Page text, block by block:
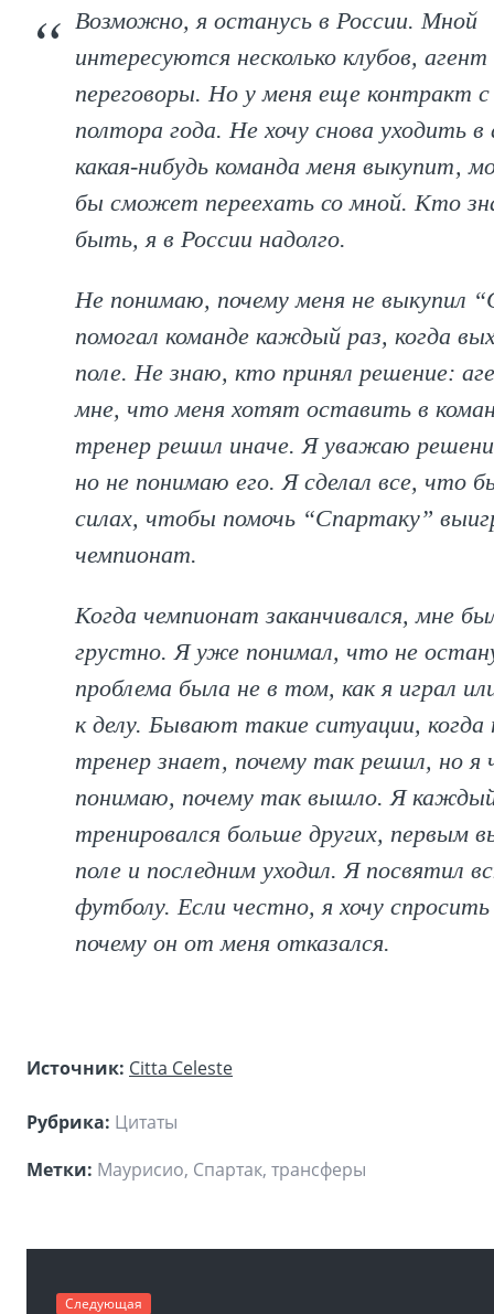
Возможно, я останусь в России. Мной
интересуются несколько клубов,
переговоры. Но у меня еще контракт
полтора года. Не хочу снова уходить в
какая-нибудь команда меня выкупит,
бы сможет переехать со мной. Кто
быть, я в России надолго.
Не понимаю, почему меня не выкупил
помогал команде каждый раз, когда
поле. Не знаю, кто принял решение:
мне, что меня хотят оставить в
тренер решил иначе. Я уважаю
но не понимаю его. Я сделал все, что
силах, чтобы помочь “Спартаку”
чемпионат.
Когда чемпионат заканчивался, мне
грустно. Я уже понимал, что не
проблема была не в том, как я играл
к делу. Бывают такие ситуации, когда
тренер знает, почему так решил, но я
понимаю, почему так вышло. Я
тренировался больше других, первым
поле и последним уходил. Я посвятил
футболу. Если честно, я хочу
почему он от меня отказался.
Источник: Citta Celeste
Рубрика: Цитаты
Метки: Маурисио, Спартак, трансферы
Следующая